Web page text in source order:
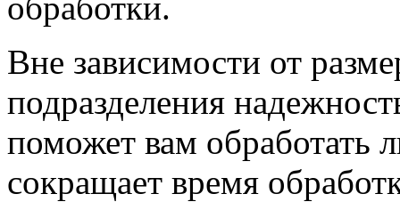
Вне зависимости от
подразделения
поможет вам обработать
сокращает время